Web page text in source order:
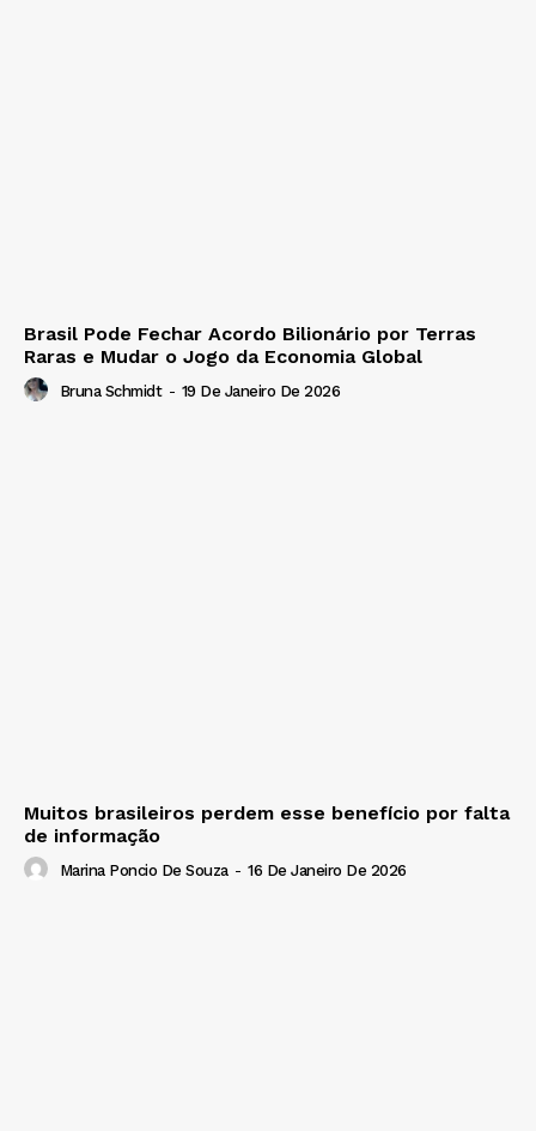
Brasil Pode Fechar Acordo Bilionário por Terras
Raras e Mudar o Jogo da Economia Global
Bruna Schmidt - 19 De Janeiro De 2026
Muitos brasileiros perdem esse benefício por falta
de informação
Marina Poncio De Souza - 16 De Janeiro De 2026